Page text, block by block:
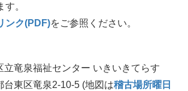
。
ンク(PDF)をご参照ください。
立竜泉福祉センター いきいきてらす
台東区竜泉2-10-5 (地図は稽古場所曜日